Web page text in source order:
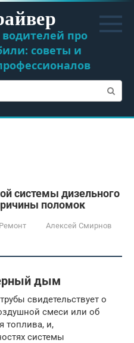
про
советы и
системы дизельного
поломок
Ремонт Алексей Смирнов
дым
свидетельствует о
смеси или об
топлива, и,
системы